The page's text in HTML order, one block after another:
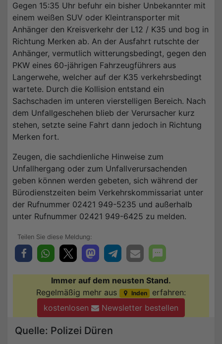
Gegen 15:35 Uhr befuhr ein bisher Unbekannter mit
einem weißen SUV oder Kleintransporter mit
Anhänger den Kreisverkehr der L12 / K35 und bog in
Richtung Merken ab. An der Ausfahrt rutschte der
Anhänger, vermutlich witterungsbedingt, gegen den
PKW eines 60-jährigen Fahrzeugführers aus
Langerwehe, welcher auf der K35 verkehrsbedingt
wartete. Durch die Kollision entstand ein
Sachschaden im unteren vierstelligen Bereich. Nach
dem Unfallgeschehen blieb der Verursacher kurz
stehen, setzte seine Fahrt dann jedoch in Richtung
Merken fort.
Zeugen, die sachdienliche Hinweise zum
Unfallhergang oder zum Unfallverursachenden
geben können werden gebeten, sich während der
Bürodienstzeiten beim Verkehrskommissariat unter
der Rufnummer 02421 949-5235 und außerhalb
unter Rufnummer 02421 949-6425 zu melden.
Immer auf dem neusten Stand.
Regelmäßig mehr aus
Inden erfahren:
kostenlosen
Newsletter bestellen
Quelle: Polizei Düren